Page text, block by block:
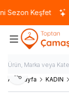
Keşfet
Ana Sayfa KADIN
Paylaş